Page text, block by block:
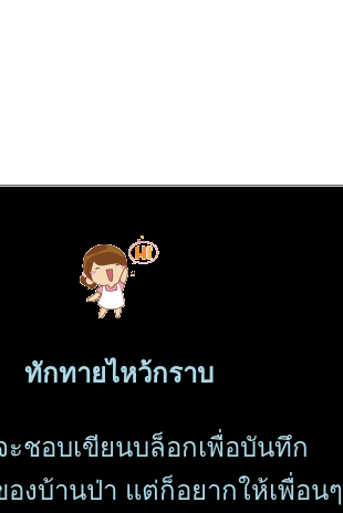
ทักทายไหว้กราบ
ชอบเขียนบล็อกเพื่อบันทึก
องบ้านป่า แต่ก็อยากให้เพื่อนๆ